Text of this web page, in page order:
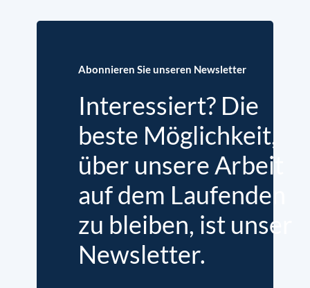
Abonnieren Sie unseren Newsletter
Interessiert? Die
beste Möglichkeit,
über unsere Arbeit
auf dem Laufenden
zu bleiben, ist unser
Newsletter.